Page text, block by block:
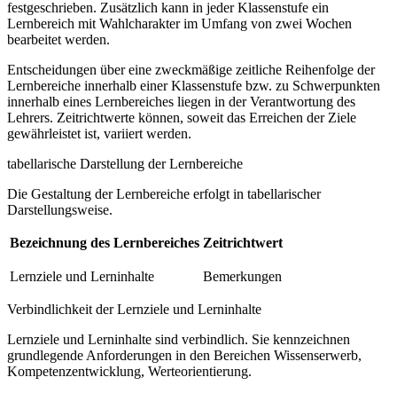
festgeschrieben. Zusätzlich kann in jeder Klassenstufe ein
Lernbereich mit Wahlcharakter im Umfang von zwei Wochen
bearbeitet werden.
Entscheidungen über eine zweckmäßige zeitliche Reihenfolge der
Lernbereiche innerhalb einer Klassenstufe bzw. zu Schwerpunkten
innerhalb eines Lernbereiches liegen in der Verantwortung des
Lehrers. Zeitrichtwerte können, soweit das Erreichen der Ziele
gewährleistet ist, variiert werden.
tabellarische Darstellung der Lernbereiche
Die Gestaltung der Lernbereiche erfolgt in tabellarischer
Darstellungsweise.
Bezeichnung des Lernbereiches Zeitrichtwert
Lernziele und Lerninhalte Bemerkungen
Verbindlichkeit der Lernziele und Lerninhalte
Lernziele und Lerninhalte sind verbindlich. Sie kennzeichnen
grundlegende Anforderungen in den Bereichen Wissenserwerb,
Kompetenzentwicklung, Werteorientierung.